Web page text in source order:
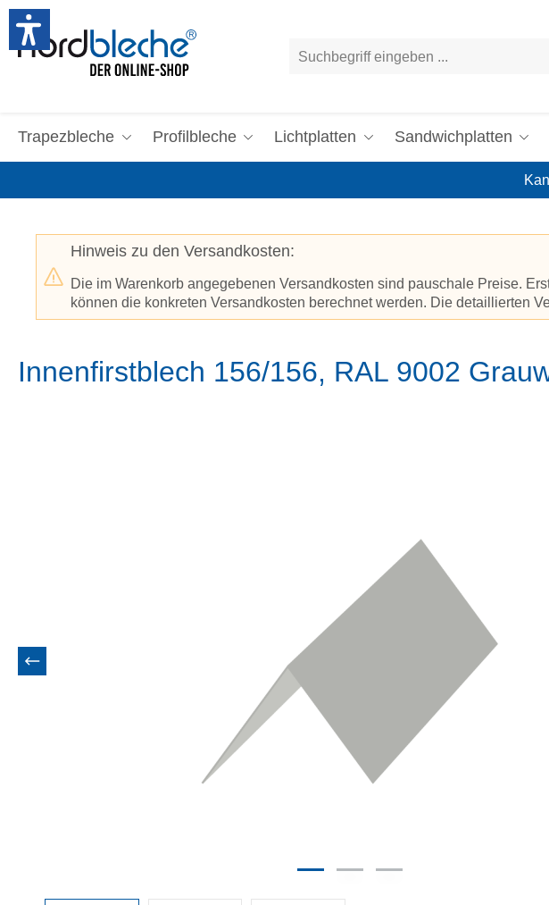
Hauptinhalt springen
Zur Suche springen
Trapezbleche Profilbleche Lichtplatten Sandwichplatten
Hinweis zu den Versandkosten:
Die im Warenkorb angegebenen Versandkosten sind pauschale Preise.
können die konkreten Versandkosten berechnet werden. Die detaillierten
Innenfirstblech 156/156, RAL 9002